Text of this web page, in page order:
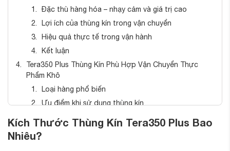
Đặc thù hàng hóa – nhạy cảm và giá trị cao
Lợi ích của thùng kín trong vận chuyển
Hiệu quả thực tế trong vận hành
Kết luận
Tera350 Plus Thùng Kín Phù Hợp Vận Chuyển Thực
Phẩm Khô
Loại hàng phổ biến
Ưu điểm khi sử dụng thùng kín
Góc nhìn vận hành
Giải Pháp Cho Bưu Phẩm & Hàng Giao Nhanh
Kích Thước Thùng Kín Tera350 Plus Bao
Nhiêu?